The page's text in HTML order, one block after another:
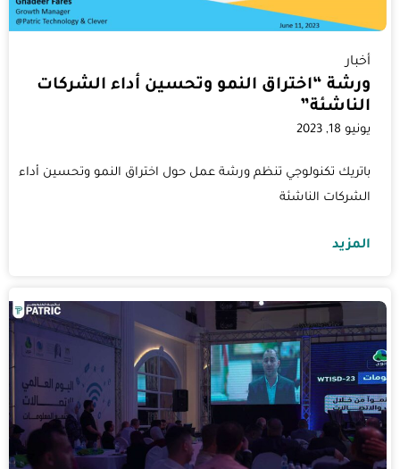
أخبار
ورشة “اختراق النمو وتحسين أداء الشركات
الناشئة”
يونيو 18, 2023
باتريك تكنولوجي تنظم ورشة عمل حول اختراق النمو وتحسين أداء
الشركات الناشئة
المزيد